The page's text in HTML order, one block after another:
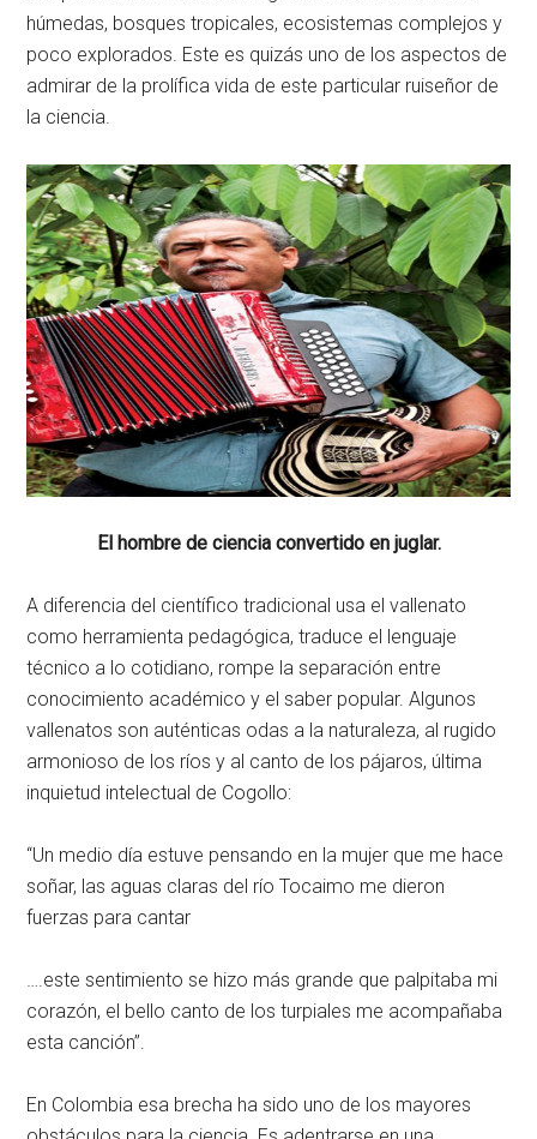
húmedas, bosques tropicales, ecosistemas complejos y
poco explorados. Este es quizás uno de los aspectos de
admirar de la prolífica vida de este particular ruiseñor de
la ciencia.
El hombre de ciencia convertido en juglar.
A diferencia del científico tradicional usa el vallenato
como herramienta pedagógica, traduce el lenguaje
técnico a lo cotidiano, rompe la separación entre
conocimiento académico y el saber popular. Algunos
vallenatos son auténticas odas a la naturaleza, al rugido
armonioso de los ríos y al canto de los pájaros, última
inquietud intelectual de Cogollo:
“Un medio día estuve pensando en la mujer que me hace
soñar, las aguas claras del río Tocaimo me dieron
fuerzas para cantar
….este sentimiento se hizo más grande que palpitaba mi
corazón, el bello canto de los turpiales me acompañaba
esta canción”.
En Colombia esa brecha ha sido uno de los mayores